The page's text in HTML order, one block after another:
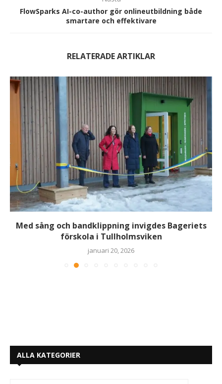
FlowSparks AI-co-author gör onlineutbildning både
smartare och effektivare
RELATERADE ARTIKLAR
Med sång och bandklippning invigdes Bageriets
förskola i Tullholmsviken
januari 20, 2026
ALLA KATEGORIER